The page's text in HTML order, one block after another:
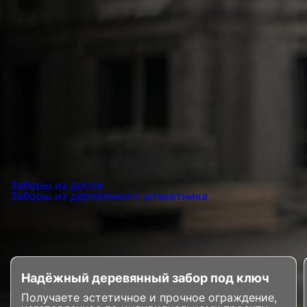
Заборы из досок
Заборы из деревянного штакетника
Надёжный деревянный забор под ключ
Получаете эстетичное и прочное ограждение,